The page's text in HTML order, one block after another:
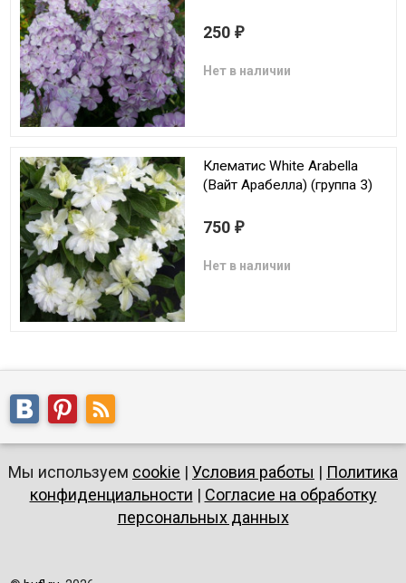
250 ₽
Нет в наличии
Клематис White Arabella
(Вайт Арабелла) (группа 3)
750 ₽
Нет в наличии
Мы используем cookie | Условия работы | Политика
конфиденциальности | Согласие на обработку
персональных данных